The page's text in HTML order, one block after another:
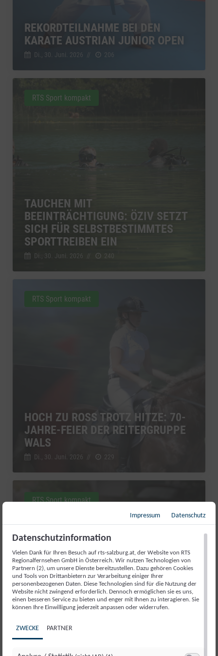
REKORDTEILNAHME BEI DEN
KARATE AUSTRIAN JUNIOR OPEN
Di., 30. Juni. 2026 // 206
TAUCHEN MIT
BEEINTRÄCHTIGUNG: ÖZIV SETZT
SICH FÜR SELBSTBESTIMMTES
SPORTTREIBEN EIN
Di., 30. Juni. 2026 // 240
RTS Sport kompakt
HOCH ZU ROSS TROTZ HITZE: 70-
JAHRE-FEIER DER REITERGRUPPE
WALS
Di., 30. Juni. 2026 229
RTS Sport kompakt
AUFATMEN IN ABTENAU: DIE
KARKOGELBAHN IST GERETTET
RTS Sport kompakt
Impressum Datenschutz
Datenschutzinformation
Vielen Dank für Ihren Besuch auf rts-salzburg.at, der Website von RTS
Regionalfernsehen GmbH in Österreich. Wir nutzen Technologien von
Partnern (2), um unsere Dienste bereitzustellen. Dazu gehören Cookies
und Tools von Drittanbietern zur Verarbeitung einiger Ihrer
personenbezogenen Daten. Diese Technologien sind für die Nutzung der
Website nicht zwingend erforderlich. Dennoch ermöglichen sie es uns,
einen besseren Service zu bieten und enger mit Ihnen zu interagieren. Sie
können Ihre Einwilligung jederzeit anpassen oder widerrufen.
ZWECKE PARTNER